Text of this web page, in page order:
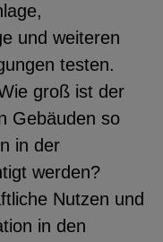
und weiteren
testen.
groß ist der
Gebäuden so
in der
werden?
Nutzen und
in den